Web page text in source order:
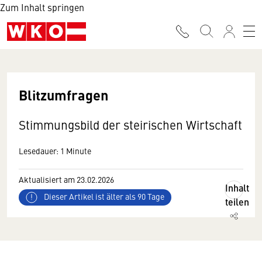
Zum Inhalt springen
Blitzumfragen
Stimmungsbild der steirischen Wirtschaft
Lesedauer: 1 Minute
Aktualisiert am 23.02.2026
Dieser Artikel ist älter als 90 Tage
Inhalt
teilen